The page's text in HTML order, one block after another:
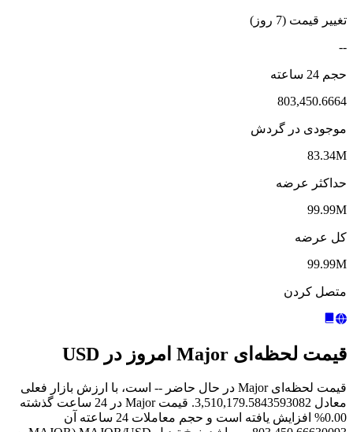
تغییر قیمت (7 روز)
--
حجم 24 ساعته
803,450.6664
موجودی در گردش
83.34M
حداکثر عرضه
99.99M
کل عرضه
99.99M
متصل کردن
قیمت لحظه‌ای Major امروز در USD
قیمت لحظه‌ای Major در حال حاضر -- است، با ارزش بازار فعلی
معادل 3,510,179.5843593082. قیمت Major در 24 ساعت گذشته
0.00% افزایش یافته است و حجم معاملات 24 ساعته آن